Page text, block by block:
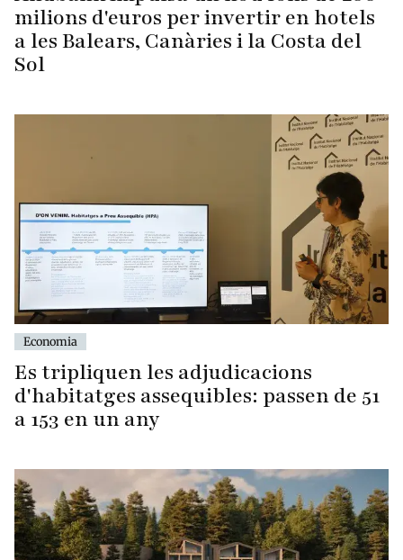
milions d'euros per invertir en hotels
a les Balears, Canàries i la Costa del
Sol
Economia
Es tripliquen les adjudicacions
d'habitatges assequibles: passen de 51
a 153 en un any